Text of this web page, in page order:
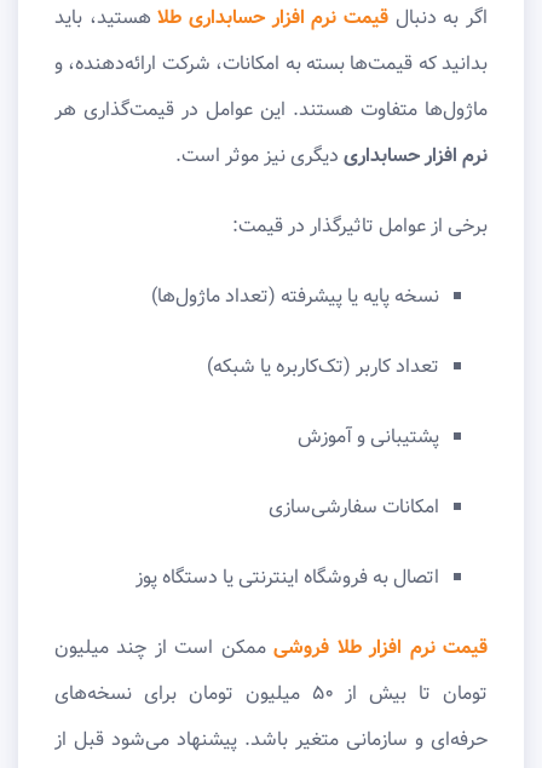
اگر به دنبال قیمت نرم‌ افزار حسابداری طلاهستید، باید
بدانید که قیمت‌ها بسته به امکانات، شرکت ارائه‌دهنده، و
ماژول‌ها متفاوت هستند. این عوامل در قیمت‌گذاری هر
نرم افزار حسابداری دیگری نیز موثر است.
برخی از عوامل تاثیرگذار در قیمت:
نسخه پایه یا پیشرفته (تعداد ماژول‌ها)
تعداد کاربر (تک‌کاربره یا شبکه)
پشتیبانی و آموزش
امکانات سفارشی‌سازی
اتصال به فروشگاه اینترنتی یا دستگاه پوز
قیمت نرم‌ افزار طلا فروشیممکن است از چند میلیون
تومان تا بیش از ۵۰ میلیون تومان برای نسخه‌های
حرفه‌ای و سازمانی متغیر باشد. پیشنهاد می‌شود قبل از